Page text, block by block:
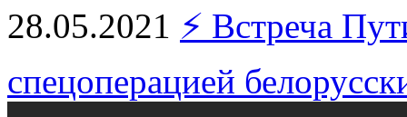
28.05.2021 ⚡ Встреча
спецоперацией